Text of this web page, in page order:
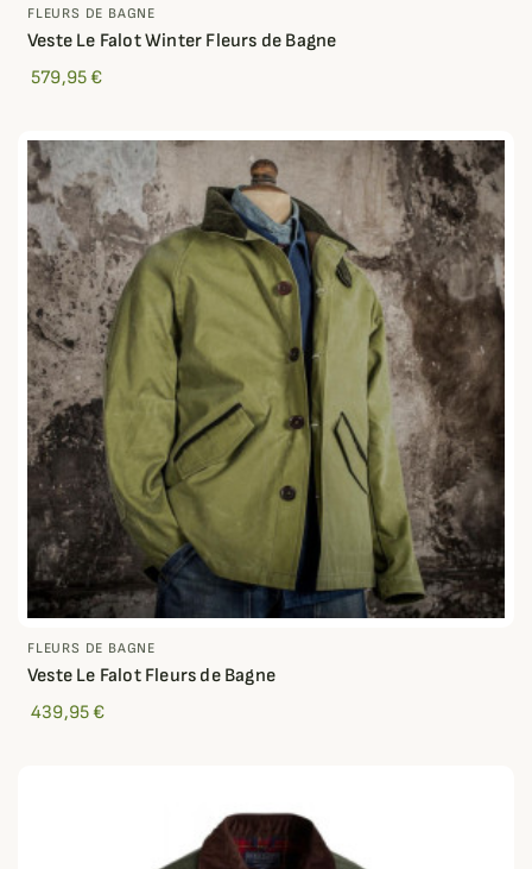
FLEURS DE BAGNE
Veste Le Falot Winter Fleurs de Bagne
579,95 €
FLEURS DE BAGNE
Veste Le Falot Fleurs de Bagne
439,95 €